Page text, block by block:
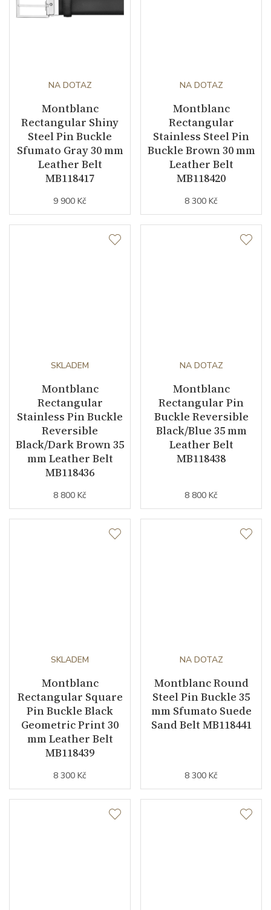
NA DOTAZ
Montblanc
Rectangular Shiny
Steel Pin Buckle
Sfumato Gray 30 mm
Leather Belt
MB118417
9 900 Kč
NA DOTAZ
Montblanc
Rectangular
Stainless Steel Pin
Buckle Brown 30 mm
Leather Belt
MB118420
8 300 Kč
SKLADEM
Montblanc
Rectangular
Stainless Pin Buckle
Reversible
Black/Dark Brown 35
mm Leather Belt
MB118436
8 800 Kč
NA DOTAZ
Montblanc
Rectangular Pin
Buckle Reversible
Black/Blue 35 mm
Leather Belt
MB118438
8 800 Kč
SKLADEM
Montblanc
Rectangular Square
Pin Buckle Black
Geometric Print 30
mm Leather Belt
MB118439
8 300 Kč
NA DOTAZ
Montblanc Round
Steel Pin Buckle 35
mm Sfumato Suede
Sand Belt MB118441
8 300 Kč